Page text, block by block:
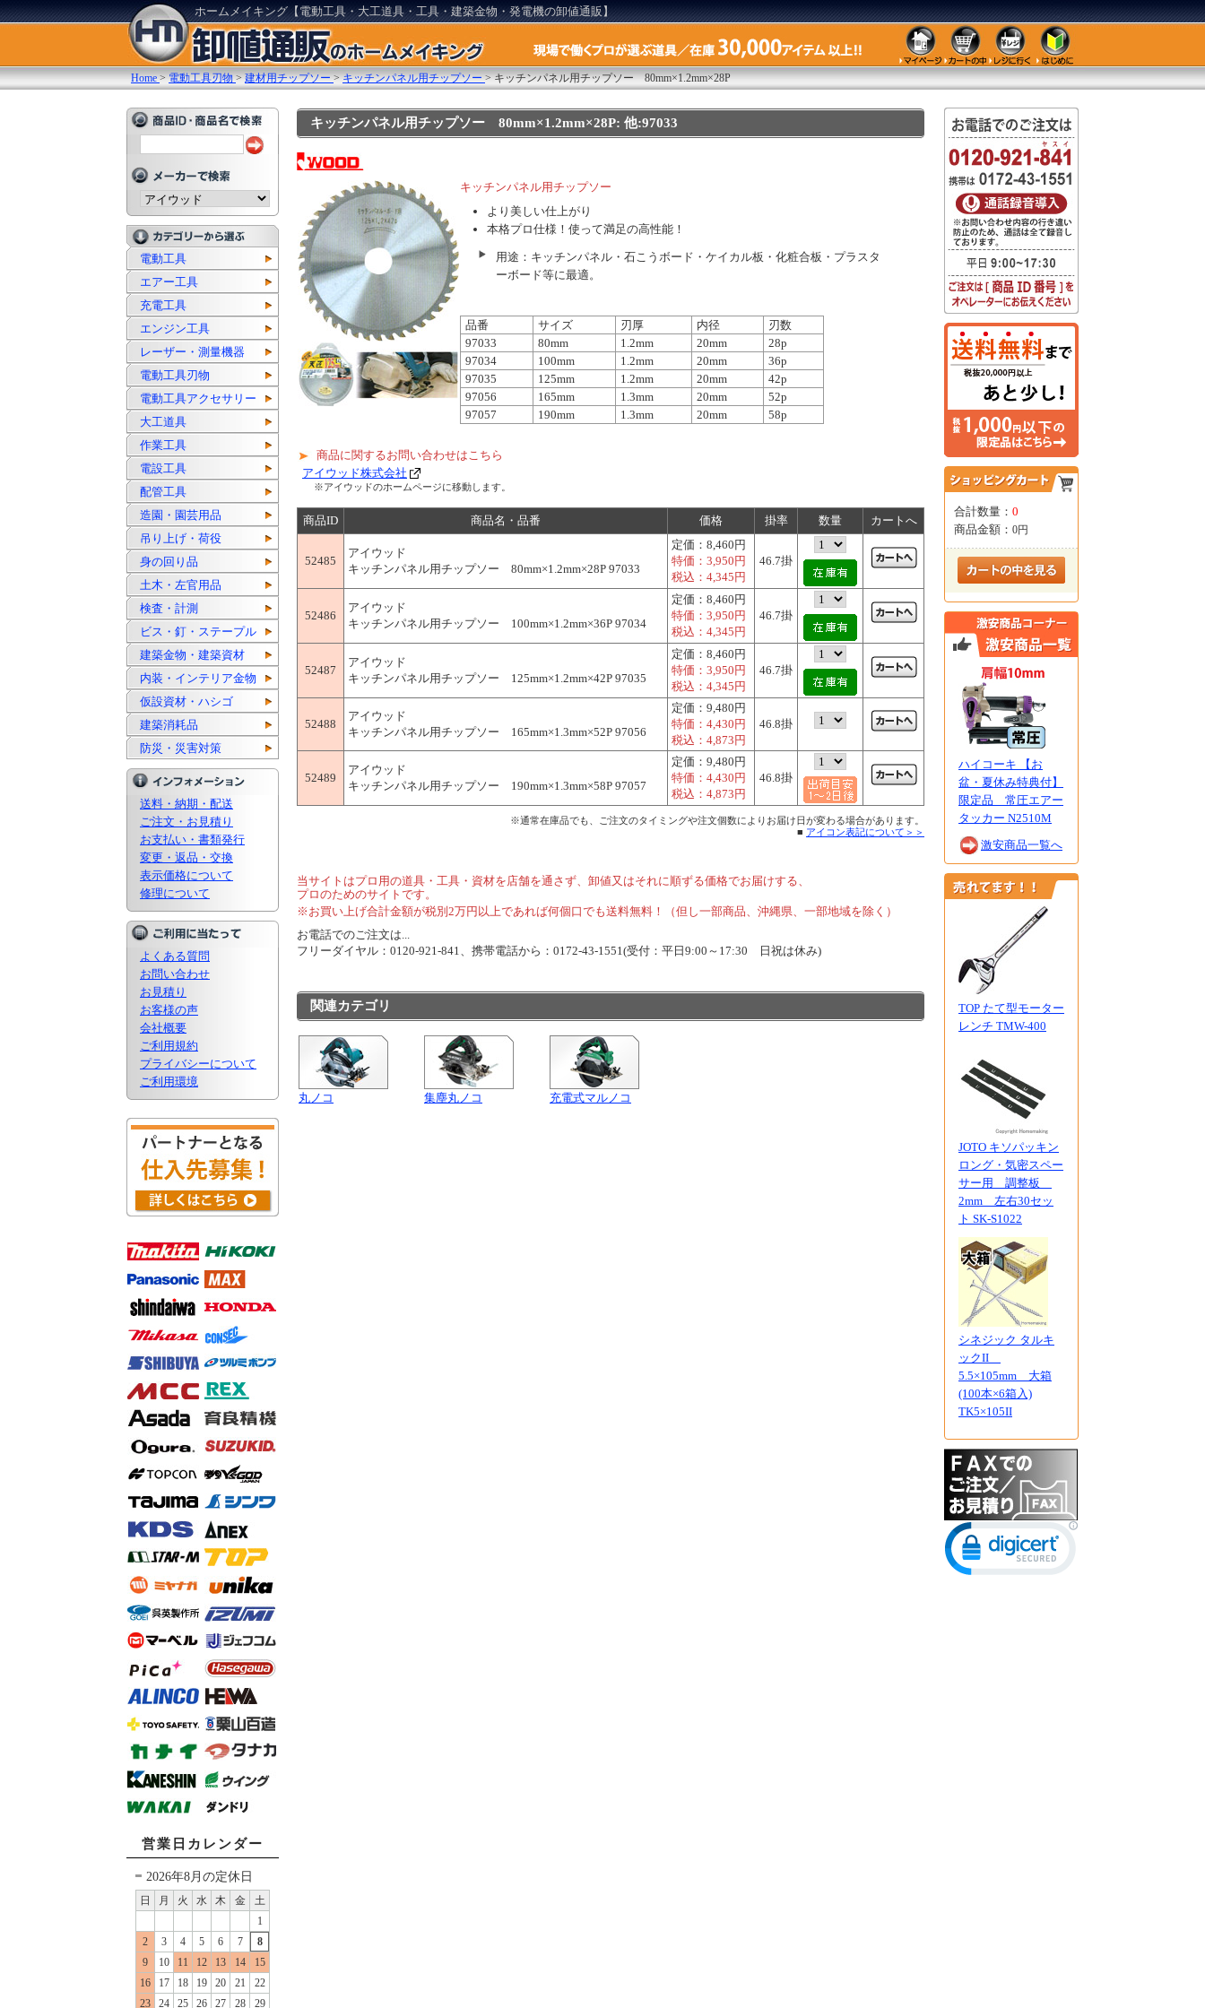
ホームメイキング【電動工具・大工道具・工具・建築金物・発電機の卸値通販】
Home >電動工具刃物 >建材用チップソー >キッチンパネル用チップソー >キッチンパネル用チップソー 80mm×1.2mm×28P
電動工具
エアー工具
充電工具
エンジン工具
レーザー・測量機器
電動工具刃物
電動工具アクセサリー
大工道具
作業工具
電設工具
配管工具
造園・園芸用品
吊り上げ・荷役
身の回り品
土木・左官用品
検査・計測
ビス・釘・ステープル
建築金物・建築資材
内装・インテリア金物
仮設資材・ハシゴ
建築消耗品
防災・災害対策
送料・納期・配送
ご注文・お見積り
お支払い・書類発行
変更・返品・交換
表示価格について
修理について
よくある質問
お問い合わせ
お見積り
お客様の声
会社概要
ご利用規約
プライバシーについて
ご利用環境
営業日カレンダー
2026年8月の定休日
日 月 火 水 木 金
土
1
2
3 4 5 6 7
8
9
10 11 12 13 14
15
16
17 18 19 20 21
22
23
24 25 26 27 28 29
キッチンパネル用チップソー 80mm×1.2mm×28P: 他:97033
キッチンパネル用チップソー
より美しい仕上がり
本格プロ仕様！使って満足の高性能！
用途：キッチンパネル・石こうボード・ケイカル板・化粧合板・プラスタ
ーボード等に最適。
品番 サイズ 刃厚 内径
刃数
97033
80mm 1.2mm 20mm
28p
97034
100mm 1.2mm 20mm
36p
97035
125mm 1.2mm 20mm
42p
97056
165mm 1.3mm 20mm
52p
97057
190mm 1.3mm 20mm 58p
商品に関するお問い合わせはこちら
アイウッド株式会社
※アイウッドのホームページに移動します。
商品ID 商品名・品番 価格 掛率 数量 カートへ
52485
アイウッド
キッチンパネル用チップソー 80mm×1.2mm×28P 97033
定価： 8,460円
特価： 3,950円
税込： 4,345円
46.7掛
52486
アイウッド
キッチンパネル用チップソー 100mm×1.2mm×36P 97034
定価： 8,460円
特価： 3,950円
税込： 4,345円
46.7掛
52487
アイウッド
キッチンパネル用チップソー 125mm×1.2mm×42P 97035
定価： 8,460円
特価： 3,950円
税込： 4,345円
46.7掛
52488
アイウッド
キッチンパネル用チップソー 165mm×1.3mm×52P 97056
定価： 9,480円
特価： 4,430円
税込： 4,873円
46.8掛
52489
アイウッド
キッチンパネル用チップソー 190mm×1.3mm×58P 97057
定価： 9,480円
特価： 4,430円
税込： 4,873円
46.8掛
※通常在庫品でも、ご注文のタイミングや注文個数によりお届け日が変わる場合があります。
■ アイコン表記について＞＞
当サイトはプロ用の道具・工具・資材を店舗を通さず、卸値又はそれに順ずる価格でお届けする、
プロのためのサイトです。
※お買い上げ合計金額が税別2万円以上であれば何個口でも送料無料！（但し一部商品、沖縄県、一部地域を除く）
お電話でのご注文は...
フリーダイヤル：0120-921-841、携帯電話から：0172-43-1551(受付：平日9:00～17:30 日祝は休み)
関連カテゴリ
丸ノコ 集塵丸ノコ 充電式マルノコ
合計数量： 0
商品金額： 0円
ハイコーキ 【お
盆・夏休み特典付】
限定品 常圧エアー
タッカー N2510M
激安商品一覧へ
TOP たて型モーター
レンチ TMW-400
JOTO キソパッキン
ロング・気密スペー
サー用 調整板
2mm 左右30セッ
ト SK-S1022
シネジック タルキ
ックII
5.5×105mm 大箱
(100本×6箱入)
TK5×105II